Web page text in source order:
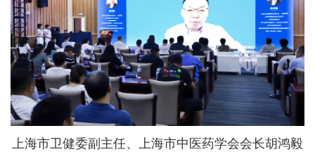
上海市卫健委副主任、上海市中医药学会会长胡鸿毅